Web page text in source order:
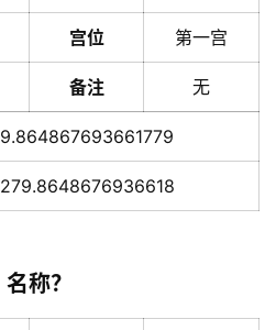
宫位 第一宫
备注 无
9.864867693661779
279.8648676936618
名称？